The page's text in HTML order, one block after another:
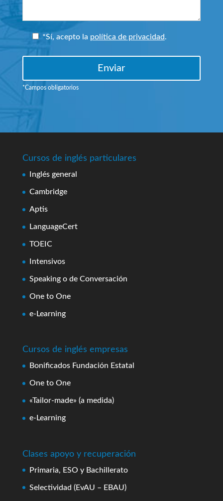
*Sí, acepto la política de privacidad.
*Campos obligatorios
Cursos de inglés particulares
Inglés general
Cambridge
Aptis
LanguageCert
TOEIC
Intensivos
Speaking o de Conversación
One to One
e-Learning
Cursos de inglés empresas
Bonificados Fundación Estatal
One to One
«Tailor-made» (a medida)
e-Learning
Clases apoyo y recuperación
Primaria, ESO y Bachillerato
Selectividad (EvAU – EBAU)